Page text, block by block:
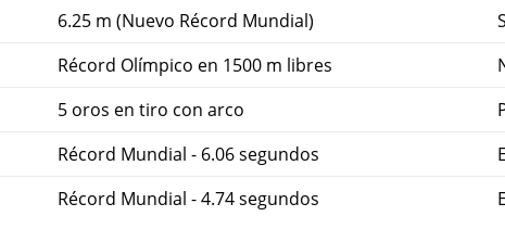
6.25 m (Nuevo Récord Mundial)
Récord Olímpico en 1500 m libres
5 oros en tiro con arco
Récord Mundial - 6.06 segundos
Récord Mundial - 4.74 segundos